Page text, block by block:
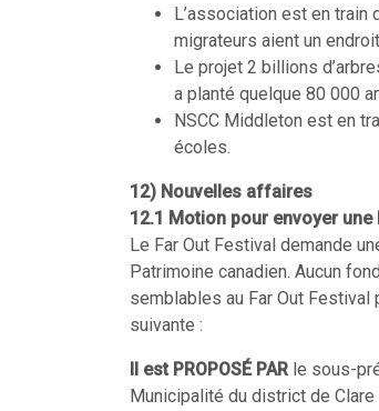
L’association est en train
migrateurs aient un
Le projet 2 billions
a planté quelque 80 000
NSCC Middleton est en
écoles.
12) Nouvelles affaires
12.1 Motion pour envoyer une
Le Far Out Festival demande
Patrimoine canadien. Aucun
semblables au Far Out
suivante :
Il est PROPOSÉ PAR le sous-
Municipalité du district de Clare